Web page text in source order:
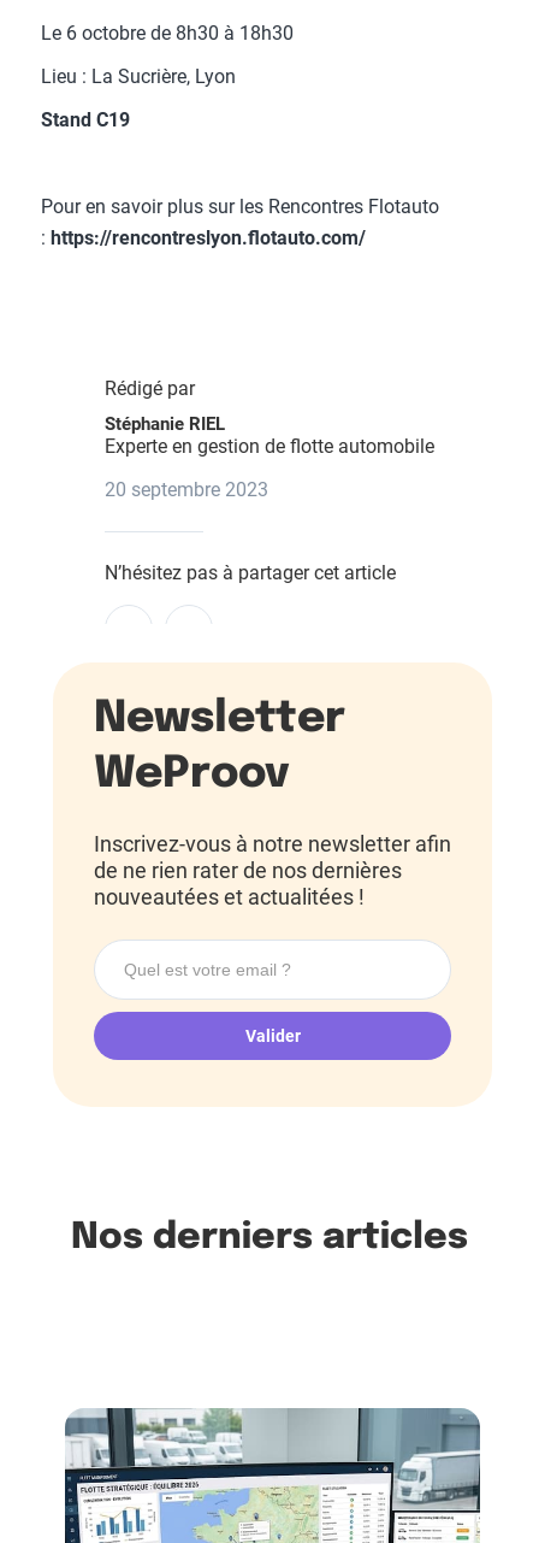
Rédigé par
Stéphanie RIEL
Experte en gestion de flotte automobile
20 septembre 2023
N’hésitez pas à partager cet article
Le 6 octobre de 8h30 à 18h30
Lieu : La Sucrière, Lyon
Stand C19
Pour en savoir plus sur les Rencontres Flotauto
: https://rencontreslyon.flotauto.com/
Newsletter
WeProov
Inscrivez-vous à notre newsletter afin
de ne rien rater de nos dernières
nouveautées et actualitées !
Nos derniers articles